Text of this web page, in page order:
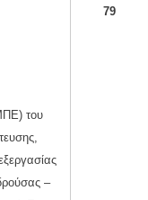
του
–
79